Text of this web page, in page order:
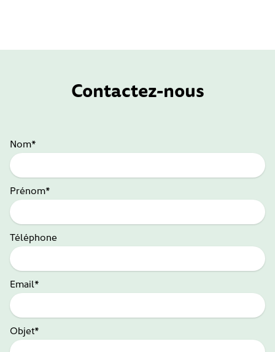
Contactez-nous
Nom*
Prénom*
Téléphone
Email*
Objet*